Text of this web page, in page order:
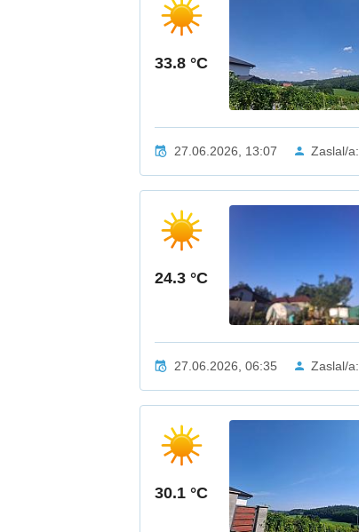
33.8 °C
27.06.2026, 13:07 Zaslal/a:
24.3 °C
27.06.2026, 06:35 Zaslal/a:
30.1 °C